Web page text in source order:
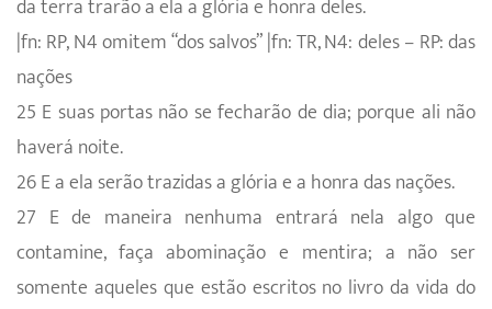
da terra trarão a ela a glória e honra deles.
|fn: RP, N4 omitem “dos salvos” |fn: TR, N4: deles – RP: das
nações
25 E suas portas não se fecharão de dia; porque ali não
haverá noite.
26 E a ela serão trazidas a glória e a honra das nações.
27 E de maneira nenhuma entrará nela algo que
contamine, faça abominação e mentira; a não ser
somente aqueles que estão escritos no livro da vida do